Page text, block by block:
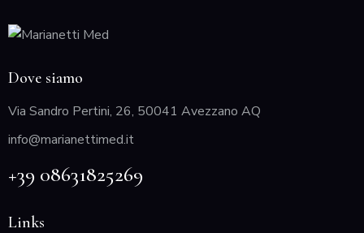
Dove siamo
Via Sandro Pertini, 26, 50041 Avezzano AQ
info@marianettimed.it
+39 08631825269
Links